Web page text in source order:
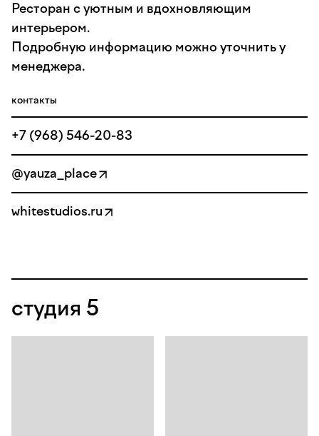
Ресторан с уютным и вдохновляющим
интерьером.
Подробную информацию можно уточнить у
менеджера.
контакты
+7 (968) 546-20-83
@yauza_place
whitestudios.ru
студия 5